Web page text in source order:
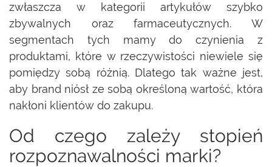
zwłaszcza w kategorii artykułów szybko
zbywalnych oraz farmaceutycznych. W
segmentach tych mamy do czynienia z
produktami, które w rzeczywistości niewiele się
pomiędzy sobą różnią. Dlatego tak ważne jest,
aby brand niósł ze sobą określoną wartość, która
nakłoni klientów do zakupu.
Od czego zależy stopień
rozpoznawalności marki?